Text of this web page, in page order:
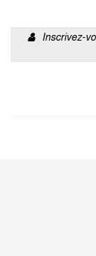
Inscrivez-